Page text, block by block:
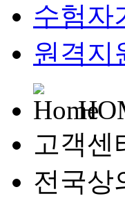
수험자
원격지
고객센
전국상